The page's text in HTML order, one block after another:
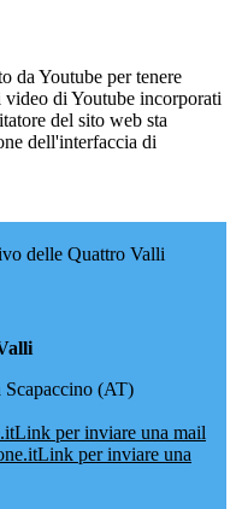
da Youtube per tenere
video di Youtube incorporati
del sito web sta
dell'interfaccia di
delle Quattro Valli
Scapaccino (AT)
Link per inviare una mail
Link per inviare una